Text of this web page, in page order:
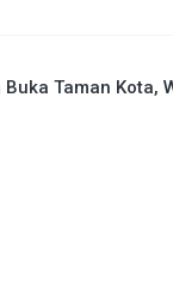
Buka Taman Kota,